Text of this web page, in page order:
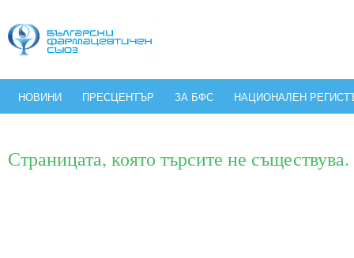
НОВИНИ ПРЕСЦЕНТЪР ЗА БФС НАЦИОНАЛЕН
Страницата, която търсите не съществува.